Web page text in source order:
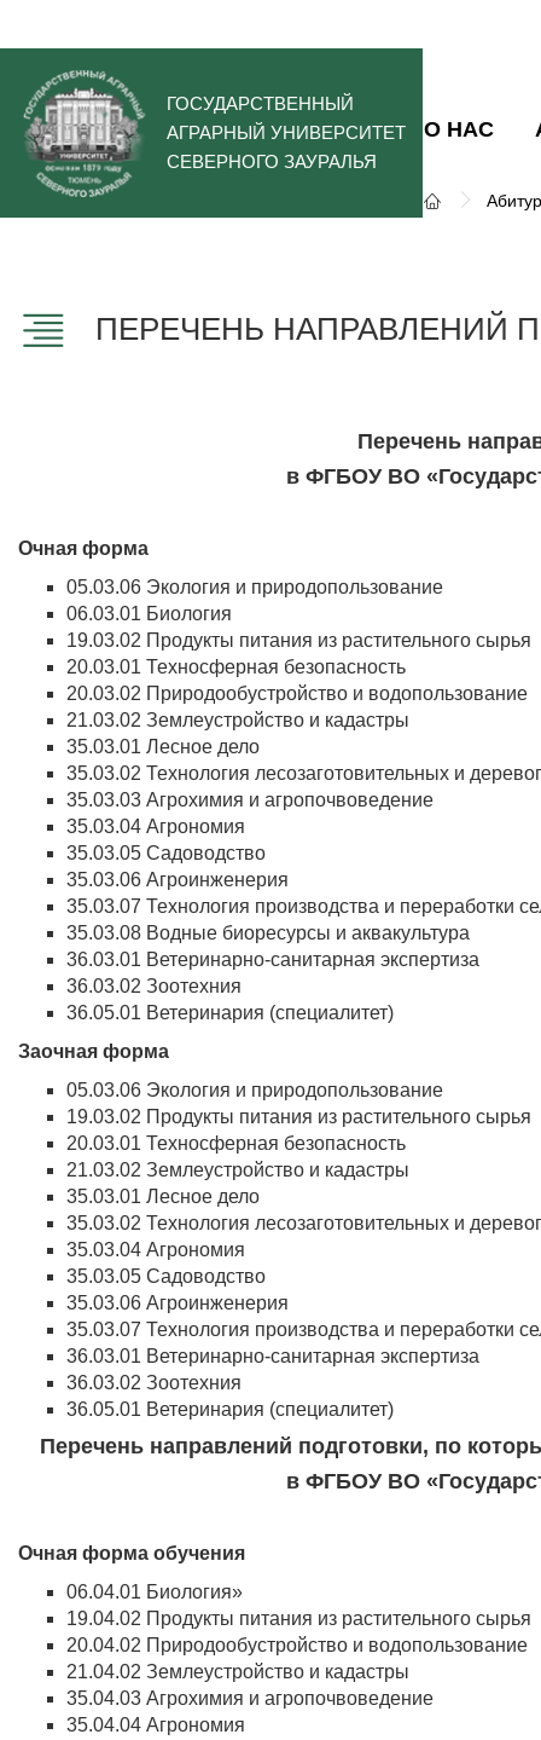
ГОСУДАРСТВЕННЫЙ
АГРАРНЫЙ УНИВЕРСИТЕТ
СЕВЕРНОГО ЗАУРАЛЬЯ
О НАС
ПЕРЕЧЕНЬ НАПРАВЛЕНИЙ
Перечень
в ФГБОУ ВО
Очная форма
05.03.06 Экология и природопользование
06.03.01 Биология
19.03.02 Продукты питания из растительного сырья
20.03.01 Техносферная безопасность
20.03.02 Природообустройство и водопользование
21.03.02 Землеустройство и кадастры
35.03.01 Лесное дело
35.03.02 Технология лесозаготовительных и
35.03.03 Агрохимия и агропочвоведение
35.03.04 Агрономия
35.03.05 Садоводство
35.03.06 Агроинженерия
35.03.07 Технология производства и переработки
35.03.08 Водные биоресурсы и аквакультура
36.03.01 Ветеринарно-санитарная экспертиза
36.03.02 Зоотехния
36.05.01 Ветеринария (специалитет)
Заочная форма
05.03.06 Экология и природопользование
19.03.02 Продукты питания из растительного сырья
20.03.01 Техносферная безопасность
21.03.02 Землеустройство и кадастры
35.03.01 Лесное дело
35.03.02 Технология лесозаготовительных и
35.03.04 Агрономия
35.03.05 Садоводство
35.03.06 Агроинженерия
35.03.07 Технология производства и переработки
36.03.01 Ветеринарно-санитарная экспертиза
36.03.02 Зоотехния
36.05.01 Ветеринария (специалитет)
Перечень направлений подготовки, по
в ФГБОУ ВО
Очная форма обучения
06.04.01 Биология»
19.04.02 Продукты питания из растительного сырья
20.04.02 Природообустройство и водопользование
21.04.02 Землеустройство и кадастры
35.04.03 Агрохимия и агропочвоведение
35.04.04 Агрономия